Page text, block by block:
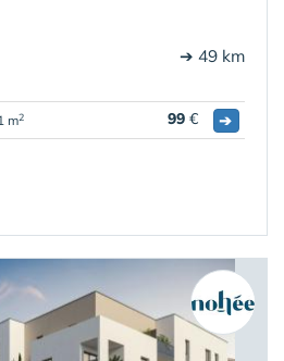
➔ 49 km
m2 99 € ➔